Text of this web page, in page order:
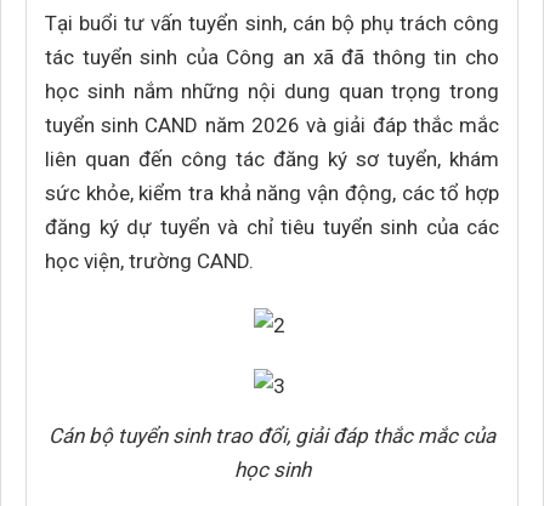
Tại buổi tư vấn tuyển sinh, cán bộ phụ trách công
tác tuyển sinh của Công an xã đã thông tin cho
học sinh nắm những nội dung quan trọng trong
tuyển sinh CAND năm 2026 và giải đáp thắc mắc
liên quan đến công tác đăng ký sơ tuyển, khám
sức khỏe, kiểm tra khả năng vận động, các tổ hợp
đăng ký dự tuyển và chỉ tiêu tuyển sinh của các
học viện, trường CAND.
Cán bộ tuyển sinh trao đổi, giải đáp thắc mắc của
học sinh